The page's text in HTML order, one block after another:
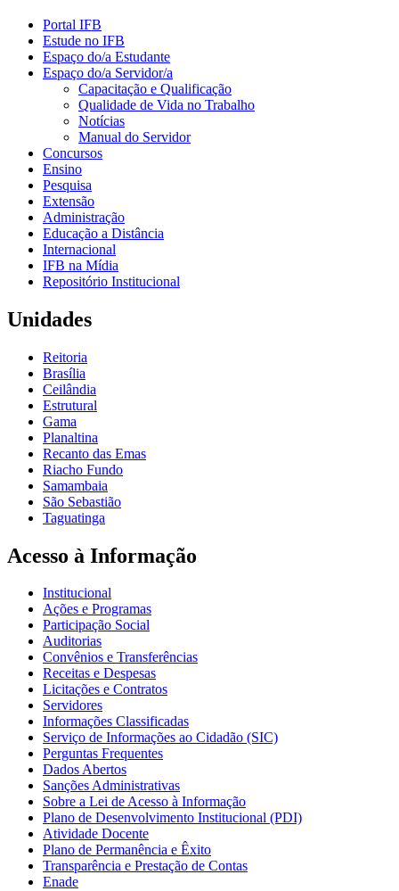
Portal IFB
Estude no IFB
Espaço do/a Estudante
Espaço do/a Servidor/a
Capacitação e Qualificação
Qualidade de Vida no Trabalho
Notícias
Manual do Servidor
Concursos
Ensino
Pesquisa
Extensão
Administração
Educação a Distância
Internacional
IFB na Mídia
Repositório Institucional
Unidades
Reitoria
Brasília
Ceilândia
Estrutural
Gama
Planaltina
Recanto das Emas
Riacho Fundo
Samambaia
São Sebastião
Taguatinga
Acesso à Informação
Institucional
Ações e Programas
Participação Social
Auditorias
Convênios e Transferências
Receitas e Despesas
Licitações e Contratos
Servidores
Informações Classificadas
Serviço de Informações ao Cidadão (SIC)
Perguntas Frequentes
Dados Abertos
Sanções Administrativas
Sobre a Lei de Acesso à Informação
Plano de Desenvolvimento Institucional (PDI)
Atividade Docente
Plano de Permanência e Êxito
Transparência e Prestação de Contas
Enade